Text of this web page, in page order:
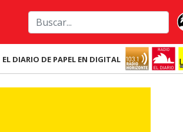
EL DIARIO DE PAPEL EN DIGITAL